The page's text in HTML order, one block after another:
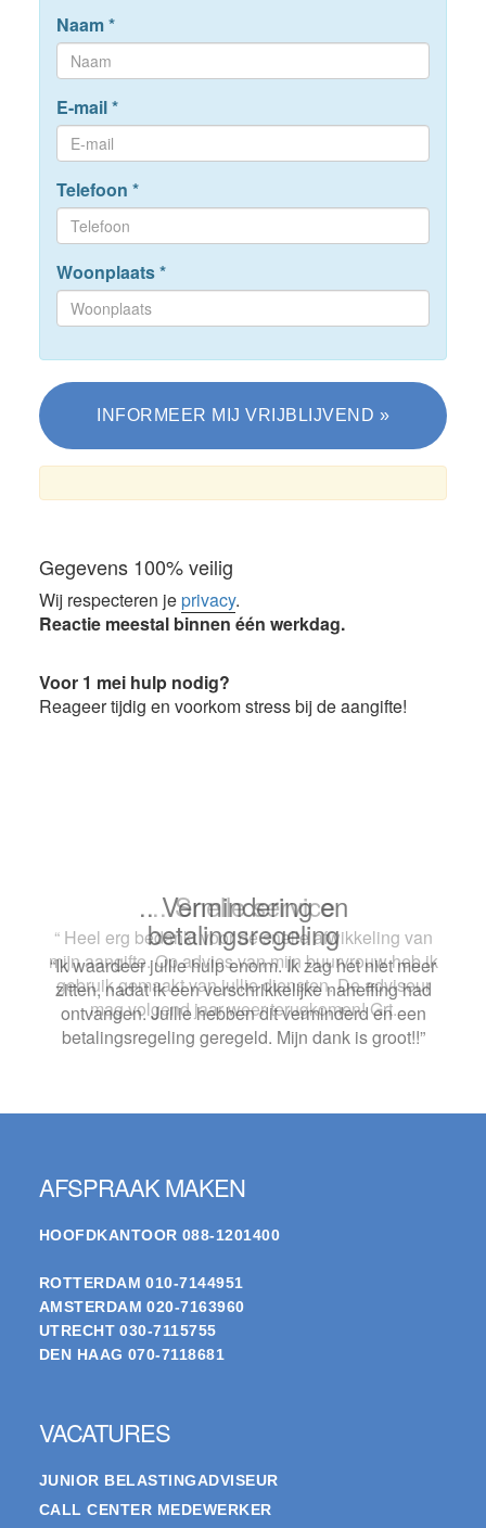
Naam*
E-mail*
Telefoon *
Woonplaats*
Gegevens 100% veilig
Wij respecteren jeprivacy.
Reactie meestal binnen één werkdag.
Voor 1 mei hulp nodig?
Reageer tijdig en voorkom stress bij de aangifte!
.. Snelle service
“ Heel erg bedankt voor de snelle afwikkeling van
mijn aangifte. Op advies van mijn buurvrouw heb ik
gebruik gemaakt van jullie diensten. De adviseur
mag volgend jaar weer terugkomen! Grt.
AFSPRAAK MAKEN
HOOFDKANTOOR 088-1201400
ROTTERDAM 010-7144951
AMSTERDAM 020-7163960
UTRECHT 030-7115755
DEN HAAG 070-7118681
VACATURES
JUNIOR BELASTINGADVISEUR
CALL CENTER MEDEWERKER